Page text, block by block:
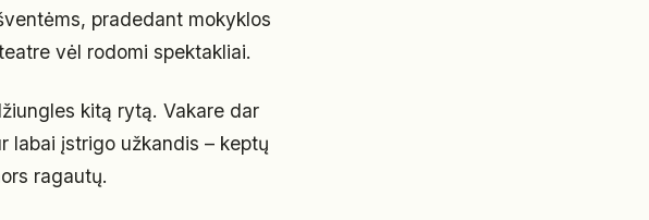
pradedant mokyklos
vėl rodomi spektakliai.
kitą rytą. Vakare dar
labai įstrigo užkandis – keptų
ragautų.